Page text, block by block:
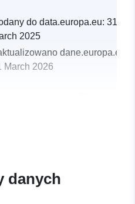
do data.europa.eu: 31
2025
dane.europa.eu:
March 2026
danych